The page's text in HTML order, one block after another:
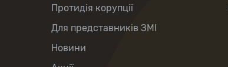
Протидія корупції
Для представників ЗМІ
Новини